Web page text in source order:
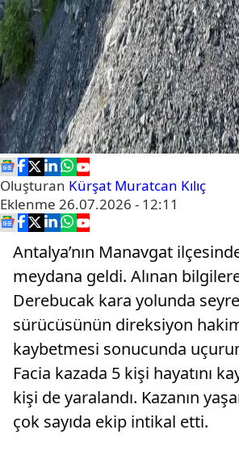
Oluşturan Kürşat Muratcan Kılıç
Eklenme 26.07.2026 - 12:11
Antalya’nın Manavgat
meydana geldi. Alınan
Derebucak kara yolunda
sürücüsünün direksiyon
kaybetmesi sonucunda
Facia kazada 5 kişi hayatını
kişi de yaralandı. Kazanın
çok sayıda ekip intikal etti.